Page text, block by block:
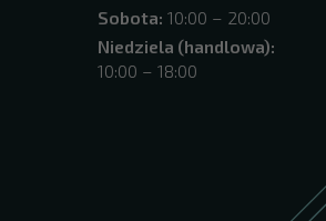
Sobota: 10:00 – 20:00
Niedziela (handlowa):
10:00 – 18:00